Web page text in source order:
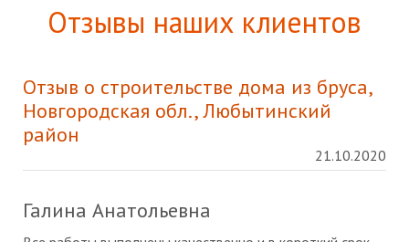
Отзывы наших клиентов
Отзыв о строительстве дома из бруса,
Новгородская обл., Любытинский
район
21.10.2020
Галина Анатольевна